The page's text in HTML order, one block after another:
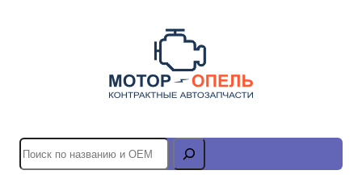
S
e